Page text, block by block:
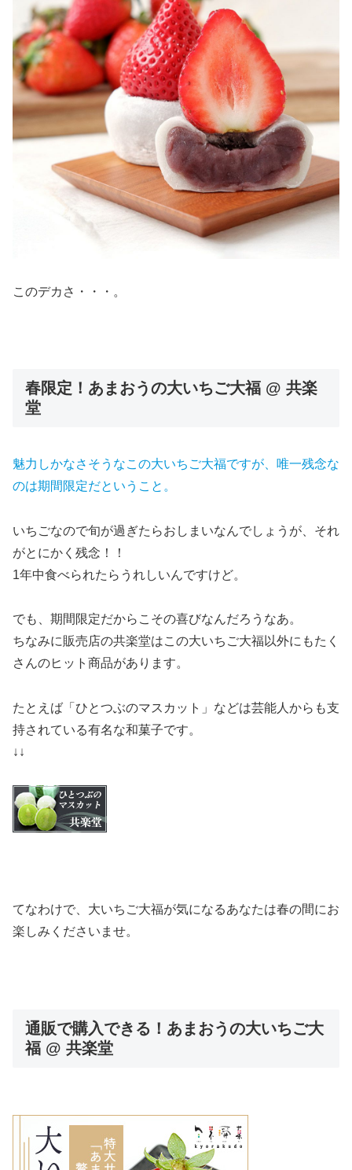
このデカさ・・・。
春限定！あまおうの大いちご大福 @ 共楽
堂
魅力しかなさそうなこの大いちご大福ですが、唯一残念な
のは期間限定だということ。
いちごなので旬が過ぎたらおしまいなんでしょうが、それ
がとにかく残念！！
1年中食べられたらうれしいんですけど。
でも、期間限定だからこその喜びなんだろうなあ。
ちなみに販売店の共楽堂はこの大いちご大福以外にもたく
さんのヒット商品があります。
たとえば「ひとつぶのマスカット」などは芸能人からも支
持されている有名な和菓子です。
↓↓
てなわけで、大いちご大福が気になるあなたは春の間にお
楽しみくださいませ。
通販で購入できる！あまおうの大いちご大
福 @ 共楽堂